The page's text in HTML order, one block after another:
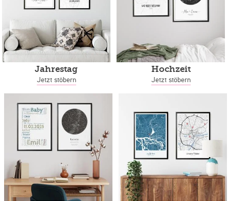
Jahrestag
Jetzt stöbern
Hochzeit
Jetzt stöbern